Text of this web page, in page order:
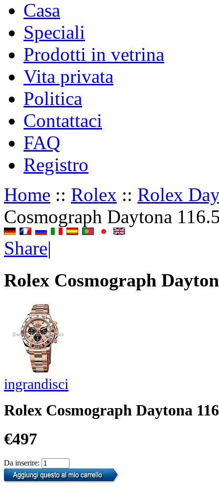
Casa
Speciali
Prodotti in vetrina
Vita privata
Politica
Contattaci
FAQ
Registro
Home :: Rolex :: Rolex
Cosmograph Daytona
Share|
Rolex Cosmograph
ingrandisci
Rolex Cosmograph Daytona
€497
Da inserire: